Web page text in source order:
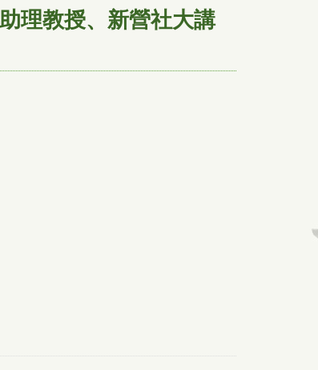
理教授、新營社大講